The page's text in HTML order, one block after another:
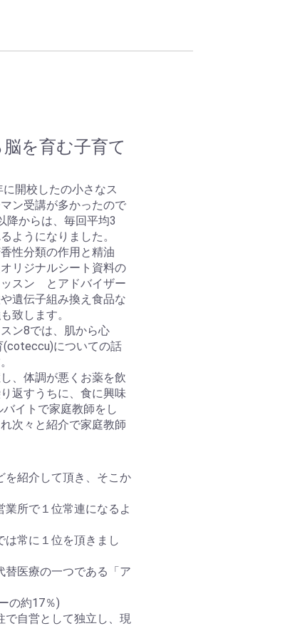
を育む子育て
開校したの小さなス
ン受講が多かったので
降からは、毎回平均3
ようになりました。
性分類の作用と精油
リジナルシート資料の
ッスン とアドバイザー
遺伝子組み換え食品な
致します。
ン8では、肌から心
についての話
、体調が悪くお薬を飲
返すうちに、食に興味
イトで家庭教師をし
次々と紹介で家庭教師
を紹介して頂き、そこか
所で１位常連になるよ
常に１位を頂きまし
替医療の一つである「ア
の約17％)
で自営として独立し、現